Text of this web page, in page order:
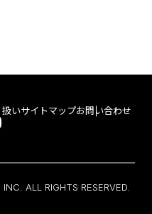
扱いサイトマップお問い合わせ
ALL RIGHTS RESERVED.